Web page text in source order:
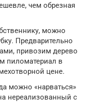
чем обрезная
можно
Предварительно
привозим дерево
пиломатериал в
цене.
можно «нарваться»
нереализованный с